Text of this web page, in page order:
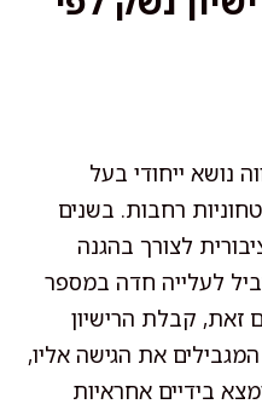
נושא ייחודי בעל
רחבות. בשנים
לצורך בהגנה
לעלייה חדה במספר
זאת, קבלת הרישיון
את הגישה אליו,
בידיים אחראיות